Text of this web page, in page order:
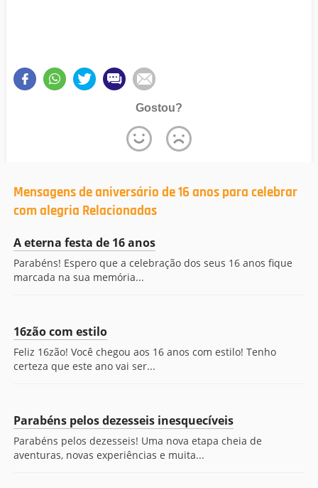
Gostou?
Mensagens de aniversário de 16 anos para celebrar
com alegria Relacionadas
A eterna festa de 16 anos
Parabéns! Espero que a celebração dos seus 16 anos fique
marcada na sua memória...
16zão com estilo
Feliz 16zão! Você chegou aos 16 anos com estilo! Tenho
certeza que este ano vai ser...
Parabéns pelos dezesseis inesquecíveis
Parabéns pelos dezesseis! Uma nova etapa cheia de
aventuras, novas experiências e muita...